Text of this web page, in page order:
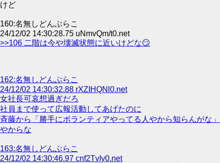
けど
160:名無しどんぶらこ
24/12/02 14:30:28.75 uNmvQm/t0.net
>>106 二階は今や壊滅状態に近いけどな😏
162:名無しどんぶらこ
24/12/02 14:30:32.88 rXZIHQNl0.net
女社長可哀想過ぎだろ
社員まで使って広報活動してあげたのに
斉藤から「勝手にボランティアやってる人やから知らんがな」
やからな
163:名無しどんぶらこ
24/12/02 14:30:46.97 cnf2TvIy0.net